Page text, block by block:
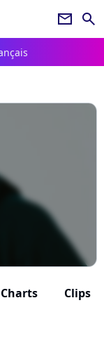
newsletter search
Charts Clips